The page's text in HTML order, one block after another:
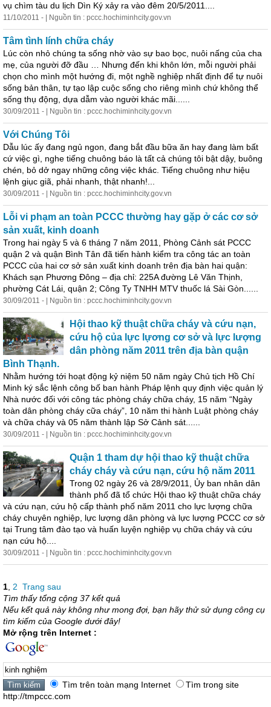
vụ chìm tàu du lịch Dìn Ký xảy ra vào đêm 20/5/2011....
11/10/2011 - | Nguồn tin : pccc.hochiminhcity.gov.vn
Tâm tình lính chữa cháy
Lúc còn nhỏ chúng ta sống nhờ vào sự bao bọc, nuôi nấng của cha
mẹ, của người đỡ đầu … Nhưng đến khi khôn lớn, mỗi người phải
chọn cho mình một hướng đi, một nghề nghiệp nhất định để tự nuôi
sống bản thân, tự tạo lập cuộc sống cho riêng mình chứ không thể
sống thụ động, dựa dẫm vào người khác mãi......
30/09/2011 - | Nguồn tin : pccc.hochiminhcity.gov.vn
Với Chúng Tôi
Dẫu lúc ấy đang ngủ ngon, đang bắt đầu bữa ăn hay đang làm bất
cứ việc gì, nghe tiếng chuông báo là tất cả chúng tôi bật dậy, buông
chén, bỏ dở ngay những công việc khác. Tiếng chuông như hiệu
lệnh giục giã, phải nhanh, thật nhanh!...
30/09/2011 - | Nguồn tin : pccc.hochiminhcity.gov.vn
Lỗi vi phạm an toàn PCCC thường hay gặp ở các cơ sở
sản xuất, kinh doanh
Trong hai ngày 5 và 6 tháng 7 năm 2011, Phòng Cảnh sát PCCC
quận 2 và quận Bình Tân đã tiến hành kiểm tra công tác an toàn
PCCC của hai cơ sở sản xuất kinh doanh trên địa bàn hai quận:
Khách sạn Phương Đông – địa chỉ: 225A đường Lê Văn Thịnh,
phường Cát Lái, quận 2; Công Ty TNHH MTV thuốc lá Sài Gòn......
30/09/2011 - | Nguồn tin : pccc.hochiminhcity.gov.vn
Hội thao kỹ thuật chữa cháy và cứu nạn,
cứu hộ của lực lựơng cơ sở và lực lượng
dân phòng năm 2011 trên địa bàn quận
Bình Thạnh.
Nhằm hướng tới hoạt động kỷ niệm 50 năm ngày Chủ tịch Hồ Chí
Minh ký sắc lệnh công bố ban hành Pháp lệnh quy định việc quản lý
Nhà nước đối với công tác phòng cháy chữa cháy, 15 năm “Ngày
toàn dân phòng cháy cữa cháy”, 10 năm thi hành Luật phòng cháy
và chữa cháy và 05 năm thành lập Sở Cảnh sát......
30/09/2011 - | Nguồn tin : pccc.hochiminhcity.gov.vn
Quận 1 tham dự hội thao kỹ thuật chữa
cháy cháy và cứu nạn, cứu hộ năm 2011
Trong 02 ngày 26 và 28/9/2011, Ủy ban nhân dân
thành phố đã tổ chức Hội thao kỹ thuật chữa cháy
và cứu nạn, cứu hộ cấp thành phố năm 2011 cho lực lượng chữa
cháy chuyên nghiệp, lực lượng dân phòng và lực lượng PCCC cơ sở
tại Trung tâm đào tạo và huấn luyện nghiệp vụ chữa cháy và cứu
nạn cứu hộ....
30/09/2011 - | Nguồn tin : pccc.hochiminhcity.gov.vn
1 2 Trang sau
Tìm thấy tổng cộng 37 kết quả
Nếu kết quả này không như mong đợi, bạn hãy thử sử dụng công cụ
tìm kiếm của Google dưới đây!
Mở rộng trên Internet :
Tìm trên toàn mạng Internet
Tìm trong site
http://tmpccc.com